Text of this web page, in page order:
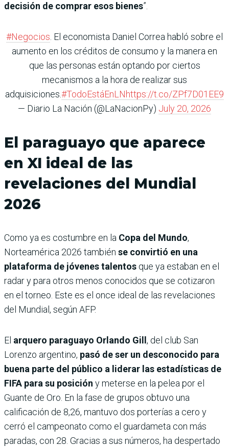
decisión de comprar esos bienes”.
#Negocios . El economista Daniel Correa habló sobre el
aumento en los créditos de consumo y la manera en
que las personas están optando por ciertos
mecanismos a la hora de realizar sus
adquisiciones.#TodoEstáEnLNhttps://t.co/ZPf7D01EE9
— Diario La Nación (@LaNacionPy) July 20, 2026
El paraguayo que aparece
en XI ideal de las
revelaciones del Mundial
2026
Como ya es costumbre en la Copa del Mundo,
Norteamérica 2026 también se convirtió en una
plataforma de jóvenes talentos que ya estaban en el
radar y para otros menos conocidos que se cotizaron
en el torneo. Este es el once ideal de las revelaciones
del Mundial, según AFP.
El arquero paraguayo Orlando Gill , del club San
Lorenzo argentino, pasó de ser un desconocido para
buena parte del público a liderar las estadísticas de
FIFA para su posición y meterse en la pelea por el
Guante de Oro. En la fase de grupos obtuvo una
calificación de 8,26, mantuvo dos porterías a cero y
cerró el campeonato como el guardameta con más
paradas, con 28. Gracias a sus números, ha despertado